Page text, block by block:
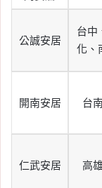
公誠安居
台中
化、
開南安居 台
仁武安居 高